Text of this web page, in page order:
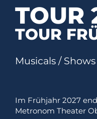
TOUR
TOUR
Musicals /
Im Frühjahr 2027
Metronom Theater